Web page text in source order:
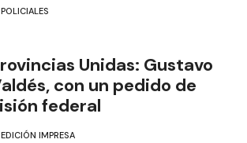
POLICIALES
Unidas: Gustavo
con un pedido de
federal
EDICIÓN IMPRESA